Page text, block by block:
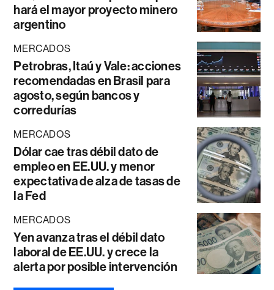
hará el mayor proyecto minero
argentino
MERCADOS
Petrobras, Itaú y Vale: acciones
recomendadas en Brasil para
agosto, según bancos y
corredurías
MERCADOS
Dólar cae tras débil dato de
empleo en EE.UU. y menor
expectativa de alza de tasas de
la Fed
MERCADOS
Yen avanza tras el débil dato
laboral de EE.UU. y crece la
alerta por posible intervención